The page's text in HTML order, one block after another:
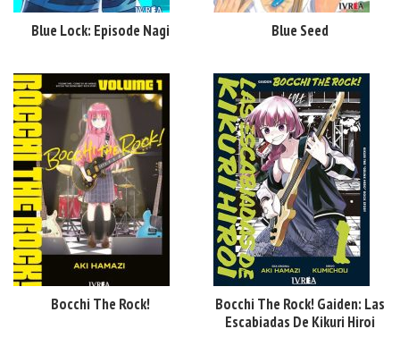
Blue Lock: Episode Nagi Blue Seed
Bocchi The Rock!
Bocchi The Rock! Gaiden: Las
Escabiadas De Kikuri Hiroi